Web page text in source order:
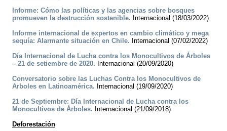
Informe: Cómo las políticas y las agencias sobre bosques
promueven la destrucción sostenible. Internacional (18/03/2022)
Informe internacional de expertos en cambio climático y mega
sequía: Alarmante situación en Chile. Internacional (07/02/2022)
Día Internacional de Lucha contra los Monocultivos de Árboles
– 21 de setiembre de 2020. Internacional (20/09/2020)
Conversatorio sobre las Luchas Contra los Monocultivos de
Arboles en Latinoamérica. Internacional (19/09/2020)
21 de Septiembre: Día Internacional de Lucha contra los
Monocultivos de Árboles. Internacional (21/09/2018)
Deforestación